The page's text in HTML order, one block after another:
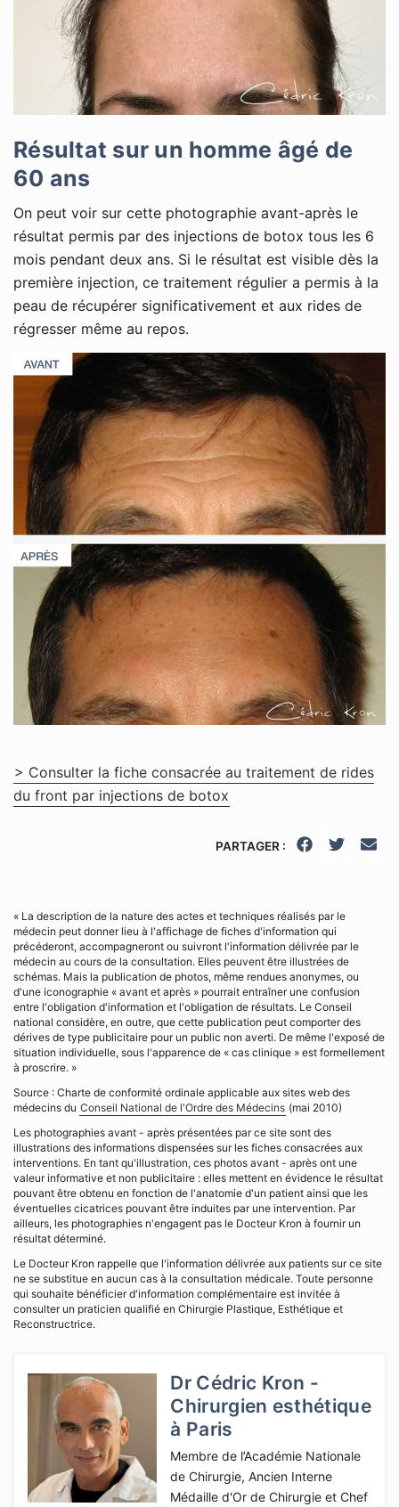
Résultat sur un homme âgé de
60 ans
On peut voir sur cette photographie avant-après le
résultat permis par des injections de botox tous les 6
mois pendant deux ans. Si le résultat est visible dès la
première injection, ce traitement régulier a permis à la
peau de récupérer significativement et aux rides de
régresser même au repos.
> Consulter la fiche consacrée au traitement de rides
du front par injections de botox
PARTAGER :
« La description de la nature des actes et techniques réalisés par le
médecin peut donner lieu à l'affichage de fiches d'information qui
précéderont, accompagneront ou suivront l'information délivrée par le
médecin au cours de la consultation. Elles peuvent être illustrées de
schémas. Mais la publication de photos, même rendues anonymes, ou
d'une iconographie « avant et après » pourrait entraîner une confusion
entre l'obligation d'information et l'obligation de résultats. Le Conseil
national considère, en outre, que cette publication peut comporter des
dérives de type publicitaire pour un public non averti. De même l'exposé de
situation individuelle, sous l'apparence de « cas clinique » est formellement
à proscrire. »
Source : Charte de conformité ordinale applicable aux sites web des
médecins du Conseil National de l'Ordre des Médecins (mai 2010)
Les photographies avant - après présentées par ce site sont des
illustrations des informations dispensées sur les fiches consacrées aux
interventions. En tant qu'illustration, ces photos avant - après ont une
valeur informative et non publicitaire : elles mettent en évidence le résultat
pouvant être obtenu en fonction de l'anatomie d'un patient ainsi que les
éventuelles cicatrices pouvant être induites par une intervention. Par
ailleurs, les photographies n'engagent pas le Docteur Kron à fournir un
résultat déterminé.
Le Docteur Kron rappelle que l'information délivrée aux patients sur ce site
ne se substitue en aucun cas à la consultation médicale. Toute personne
qui souhaite bénéficier d'information complémentaire est invitée à
consulter un praticien qualifié en Chirurgie Plastique, Esthétique et
Reconstructrice.
Dr Cédric Kron -
Chirurgien esthétique
à Paris
Membre de l’Académie Nationale
de Chirurgie, Ancien Interne
Médaille d'Or de Chirurgie et Chef